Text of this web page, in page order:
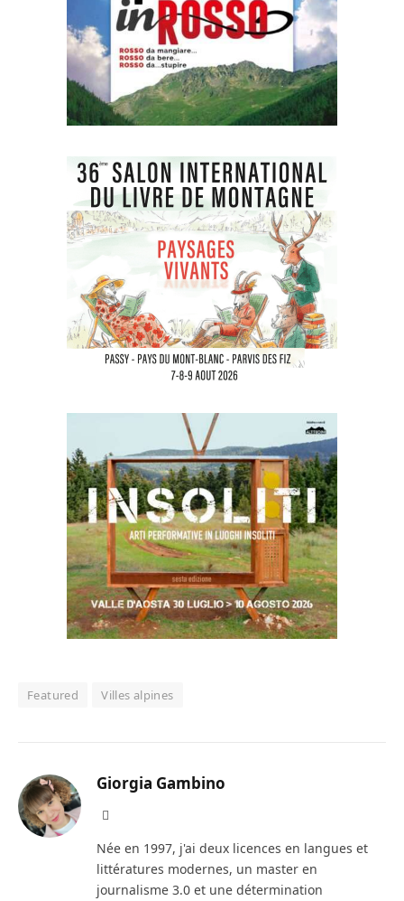
Featured Villes alpines
Giorgia Gambino
Née en 1997, j'ai deux licences en langues et
littératures modernes, un master en
journalisme 3.0 et une détermination